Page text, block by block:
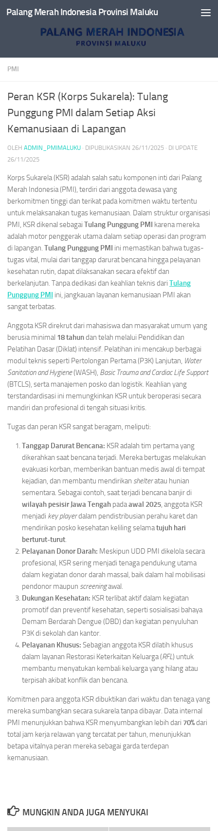
Skip to content
Palang Merah Indonesia Provinsi Maluku
PMI
Peran KSR (Korps Sukarela): Tulang
Punggung PMI dalam Setiap Aksi
Kemanusiaan di Lapangan
OLEH ADMIN_PMIMALUKU · DIPUBLIKASIKAN 26/11/2025 · DI UPDATE
26/11/2025
Korps Sukarela (KSR) adalah salah satu komponen inti dari Palang
Merah Indonesia (PMI), terdiri dari anggota dewasa yang
berkomitmen tinggi dan terikat pada komitmen waktu tertentu
untuk melaksanakan tugas kemanusiaan. Dalam struktur organisasi
PMI, KSR dikenal sebagai Tulang Punggung PMI karena mereka
adalah motor penggerak utama dalam setiap operasi dan program
di lapangan. Tulang Punggung PMI ini memastikan bahwa tugas-
tugas vital, mulai dari tanggap darurat bencana hingga pelayanan
kesehatan rutin, dapat dilaksanakan secara efektif dan
berkelanjutan. Tanpa dedikasi dan keahlian teknis dari Tulang
Punggung PMI ini, jangkauan layanan kemanusiaan PMI akan
sangat terbatas.
Anggota KSR direkrut dari mahasiswa dan masyarakat umum yang
berusia minimal 18 tahundan telah melalui Pendidikan dan
Pelatihan Dasar (Diklat) intensif. Pelatihan ini mencakup berbagai
modul teknis seperti Pertolongan Pertama (P3K) Lanjutan, Water
Sanitation and Hygiene(WASH), Basic Trauma and Cardiac Life Support
(BTCLS), serta manajemen posko dan logistik. Keahlian yang
terstandardisasi ini memungkinkan KSR untuk beroperasi secara
mandiri dan profesional di tengah situasi kritis.
Tugas dan peran KSR sangat beragam, meliputi:
Tanggap Darurat Bencana: KSR adalah tim pertama yang
dikerahkan saat bencana terjadi. Mereka bertugas melakukan
evakuasi korban, memberikan bantuan medis awal di tempat
kejadian, dan membantu mendirikan shelteratau hunian
sementara. Sebagai contoh, saat terjadi bencana banjir di
wilayah pesisir Jawa Tengah padaawal 2025, anggota KSR
menjadi key playerdalam pendistribusian perahu karet dan
mendirikan posko kesehatan keliling selamatujuh hari
berturut-turut.
Pelayanan Donor Darah: Meskipun UDD PMI dikelola secara
profesional, KSR sering menjadi tenaga pendukung utama
dalam kegiatan donor darah massal, baik dalam hal mobilisasi
pendonor maupun screeningawal.
Dukungan Kesehatan: KSR terlibat aktif dalam kegiatan
promotif dan preventif kesehatan, seperti sosialisasi bahaya
Demam Berdarah Dengue (DBD) dan kegiatan penyuluhan
P3K di sekolah dan kantor.
Pelayanan Khusus: Sebagian anggota KSR dilatih khusus
dalam layanan Restorasi Keterkaitan Keluarga (RFL) untuk
membantu menyatukan kembali keluarga yang hilang atau
terpisah akibat konflik dan bencana.
Komitmen para anggota KSR dibuktikan dari waktu dan tenaga yang
mereka sumbangkan secara sukarela tanpa dibayar. Data internal
PMI menunjukkan bahwa KSR menyumbangkan lebih dari 70%dari
total jam kerja relawan yang tercatat per tahun, menunjukkan
betapa vitalnya peran mereka sebagai garda terdepan
kemanusiaan.
MUNGKIN ANDA JUGA MENYUKAI